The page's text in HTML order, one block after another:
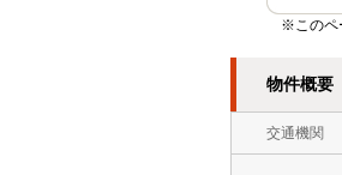
※このペ
物件概要
交通機関